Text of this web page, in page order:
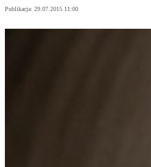
Publikacja: 29.07.2015 11:00